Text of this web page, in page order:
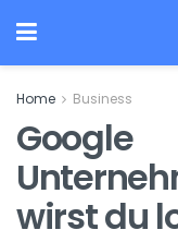
Home Business
Google
wirst du